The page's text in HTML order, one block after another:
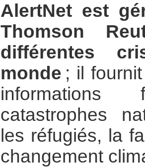
AlertNet est
Thomson
différentes
monde ; il
catastrophes
les réfugiés, la
changement